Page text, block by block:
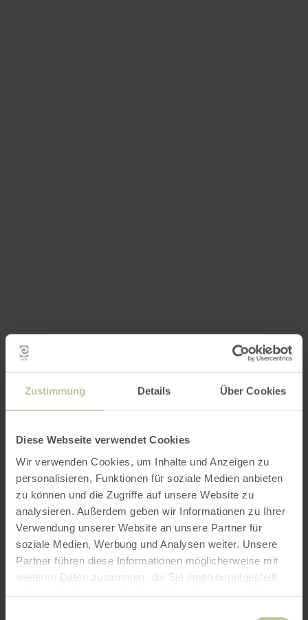
Zustimmung Details Über Cookies
Diese Webseite verwendet Cookies
Wir verwenden Cookies, um Inhalte und Anzeigen zu
personalisieren, Funktionen für soziale Medien anbieten
zu können und die Zugriffe auf unsere Website zu
analysieren. Außerdem geben wir Informationen zu Ihrer
Verwendung unserer Website an unsere Partner für
soziale Medien, Werbung und Analysen weiter. Unsere
Partner führen diese Informationen möglicherweise mit
weiteren Daten zusammen, die Sie ihnen bereitgestellt